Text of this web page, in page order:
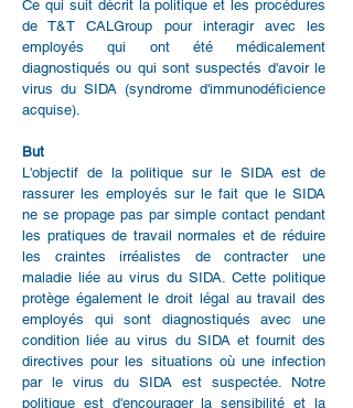
Ce qui suit décrit la politique et les procédures
de T&T CALGroup pour interagir avec les
employés qui ont été médicalement
diagnostiqués ou qui sont suspectés d'avoir le
virus du SIDA (syndrome d'immunodéficience
acquise).
But
L'objectif de la politique sur le SIDA est de
rassurer les employés sur le fait que le SIDA
ne se propage pas par simple contact pendant
les pratiques de travail normales et de réduire
les craintes irréalistes de contracter une
maladie liée au virus du SIDA. Cette politique
protège également le droit légal au travail des
employés qui sont diagnostiqués avec une
condition liée au virus du SIDA et fournit des
directives pour les situations où une infection
par le virus du SIDA est suspectée. Notre
politique est d'encourager la sensibilité et la